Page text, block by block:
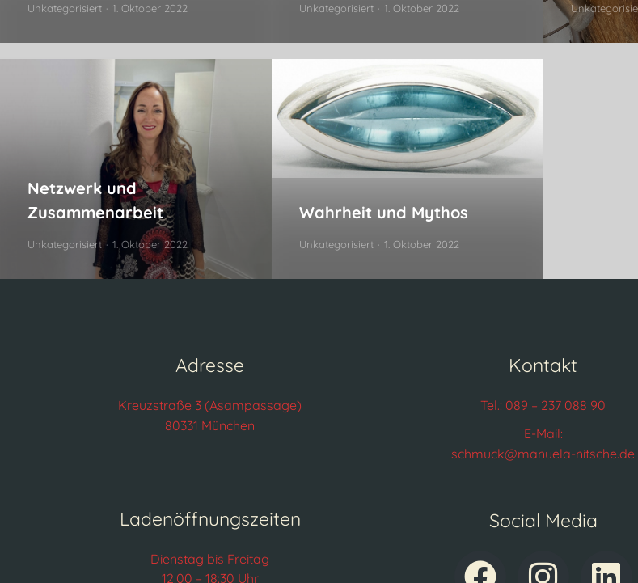
Unkategorisiert 1. Oktober 2022 Unkategorisiert 1. Oktober 2022
Netzwerk und
Zusammenarbeit
Unkategorisiert 1. Oktober 2022
Wahrheit und Mythos
Unkategorisiert 1. Oktober 2022
Adresse
Kreuzstraße 3 (Asampassage)
80331 München
Ladenöffnungszeiten
Dienstag bis Freitag
12:00 – 18:30 Uhr
Kontakt
Tel.: 089 – 237 088 90
E-Mail:
schmuck@manuela-nitsche.de
Social Media